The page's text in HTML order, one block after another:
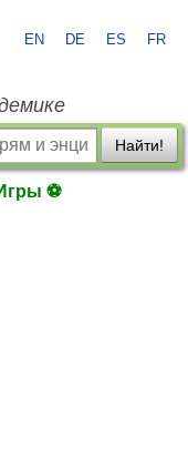
EN DE ES FR
Найти!
⚽